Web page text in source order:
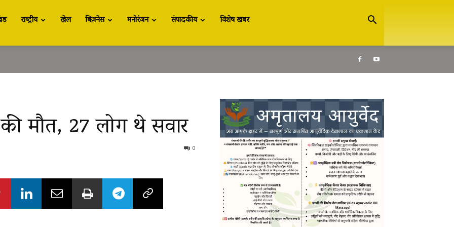
राष्ट्रीय खेल बिज़नेस मनोरंजन संपादकीय विशेष खबर
मौत, 27 लोग थे सवार
0